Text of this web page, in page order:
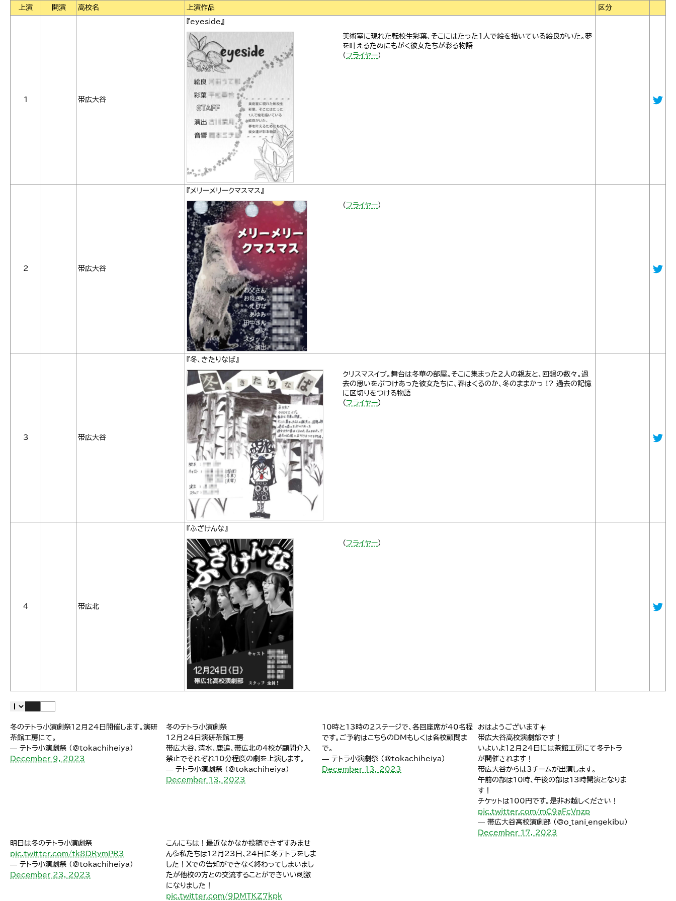
上演 開演 高校名 上演作品 区分
1 帯広大谷
『eyeside』
美術室に現れた転校生彩葉、そこにはたった1人で絵を描いている絵良がいた。夢
を叶えるためにもがく彼女たちが彩る物語
（フライヤー）
2 帯広大谷
『メリーメリークマスマス』
（フライヤー）
3 帯広大谷
『冬、きたりなば』
クリスマスイブ。舞台は冬華の部屋。そこに集まった2人の親友と、回想の数々。過
去の思いをぶつけあった彼女たちに、春はくるのか、冬のままかっ !? 過去の記憶
に区切りをつける物語
（フライヤー）
4 帯広北
『ふざけんな』
（フライヤー）
冬のテトラ小演劇祭12月24日開催します。演研
茶館工房にて。
— テトラ小演劇祭 (@tokachiheiya)
December 9, 2023
冬のテトラ小演劇祭
12月24日演研茶館工房
帯広大谷、清水、鹿追、帯広北の４校が顧問介入
禁止でそれぞれ10分程度の劇を上演します。
— テトラ小演劇祭 (@tokachiheiya)
December 13, 2023
10時と13時の2ステージで、各回座席が40名程
です。ご予約はこちらのDMもしくは各校顧問ま
で。
— テトラ小演劇祭 (@tokachiheiya)
December 13, 2023
おはようございます☀️
帯広大谷高校演劇部です！
いよいよ12月24日には茶館工房にて冬テトラ
が開催されます！
帯広大谷からは3チームが出演します。
午前の部は10時、午後の部は13時開演となりま
す！
チケットは100円です。是非お越しください！
pic.twitter.com/mC9aFcVnzp
— 帯広大谷高校演劇部 (@o_tani_engekibu)
December 17, 2023
明日は冬のテトラ小演劇祭
pic.twitter.com/tk8DRymPR3
— テトラ小演劇祭 (@tokachiheiya)
December 23, 2023
こんにちは！最近なかなか投稿できずすみませ
ん💦私たちは12月23日､24日に冬テトラをしま
した！Xでの告知ができなく終わってしまいまし
たが他校の方との交流することができいい刺激
になりました！
pic.twitter.com/9DMTKZ7kpk